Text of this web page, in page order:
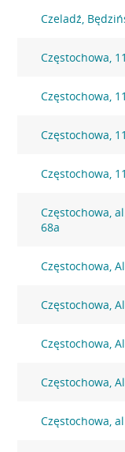
Czeladź,
Częstochowa,
Częstochowa,
Częstochowa,
Częstochowa,
Częstochowa,
68a
Częstochowa,
Częstochowa,
Częstochowa,
Częstochowa,
Częstochowa,